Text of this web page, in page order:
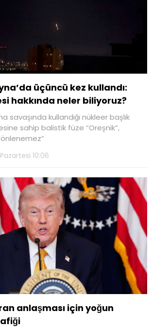
üçüncü kez kullandı:
hakkında neler biliyoruz?
savaşında kullandığı nükleer başlık
sahip balistik füze “Oreşnik”,
10:06
anlaşması için yoğun